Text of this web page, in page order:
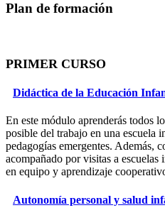
Plan de formación
PRIMER CURSO
Didáctica de la Educación
En este módulo aprenderás todos
posible del trabajo en una escuela
pedagogías emergentes. Además,
acompañado por visitas a
en equipo y aprendizaje
Autonomía personal y salud